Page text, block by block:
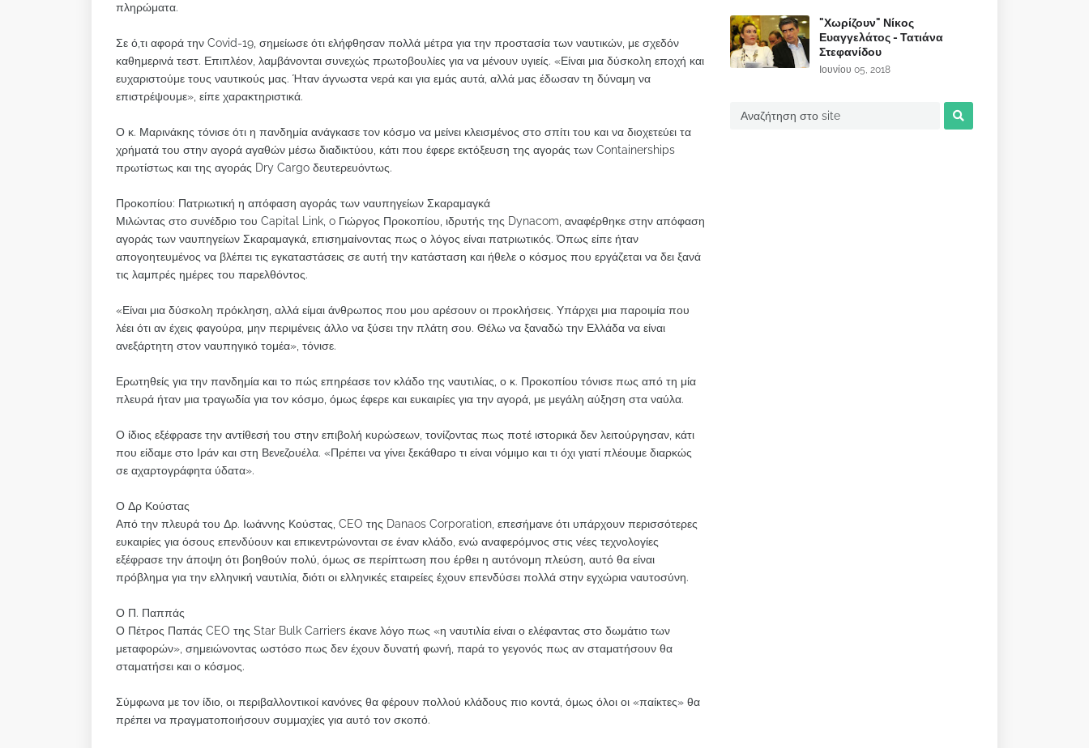
πληρώματα.
Σε ό,τι αφορά την Covid-19, σημείωσε ότι ελήφθησαν πολλά μέτρα για την προστασία των ναυτικών, με σχεδόν
καθημερινά τεστ. Επιπλέον, λαμβάνονται συνεχώς πρωτοβουλίες για να μένουν υγιείς. «Είναι μια δύσκολη εποχή και
ευχαριστούμε τους ναυτικούς μας. Ήταν άγνωστα νερά και για εμάς αυτά, αλλά μας έδωσαν τη δύναμη να
επιστρέψουμε», είπε χαρακτηριστικά.
Ο κ. Μαρινάκης τόνισε ότι η πανδημία ανάγκασε τον κόσμο να μείνει κλεισμένος στο σπίτι του και να διοχετεύει τα
χρήματά του στην αγορά αγαθών μέσω διαδικτύου, κάτι που έφερε εκτόξευση της αγοράς των Containerships
πρωτίστως και της αγοράς Dry Cargo δευτερευόντως.
Προκοπίου: Πατριωτική η απόφαση αγοράς των ναυπηγείων Σκαραμαγκά
Μιλώντας στο συνέδριο του Capital Link, o Γιώργος Προκοπίου, ιδρυτής της Dynacom, αναφέρθηκε στην απόφαση
αγοράς των ναυπηγείων Σκαραμαγκά, επισημαίνοντας πως ο λόγος είναι πατριωτικός. Όπως είπε ήταν
απογοητευμένος να βλέπει τις εγκαταστάσεις σε αυτή την κατάσταση και ήθελε ο κόσμος που εργάζεται να δει ξανά
τις λαμπρές ημέρες του παρελθόντος.
«Είναι μια δύσκολη πρόκληση, αλλά είμαι άνθρωπος που μου αρέσουν οι προκλήσεις. Υπάρχει μια παροιμία που
λέει ότι αν έχεις φαγούρα, μην περιμένεις άλλο να ξύσει την πλάτη σου. Θέλω να ξαναδώ την Ελλάδα να είναι
ανεξάρτητη στον ναυπηγικό τομέα», τόνισε.
Ερωτηθείς για την πανδημία και το πώς επηρέασε τον κλάδο της ναυτιλίας, ο κ. Προκοπίου τόνισε πως από τη μία
πλευρά ήταν μια τραγωδία για τον κόσμο, όμως έφερε και ευκαιρίες για την αγορά, με μεγάλη αύξηση στα ναύλα.
Ο ίδιος εξέφρασε την αντίθεσή του στην επιβολή κυρώσεων, τονίζοντας πως ποτέ ιστορικά δεν λειτούργησαν, κάτι
που είδαμε στο Ιράν και στη Βενεζουέλα. «Πρέπει να γίνει ξεκάθαρο τι είναι νόμιμο και τι όχι γιατί πλέουμε διαρκώς
σε αχαρτογράφητα ύδατα».
Ο Δρ Κούστας
Από την πλευρά του Δρ. Ιωάννης Κούστας, CEO της Danaos Corporation, επεσήμανε ότι υπάρχουν περισσότερες
ευκαιρίες για όσους επενδύουν και επικεντρώνονται σε έναν κλάδο, ενώ αναφερόμνος στις νέες τεχνολογίες
εξέφρασε την άποψη ότι βοηθούν πολύ, όμως σε περίπτωση που έρθει η αυτόνομη πλεύση, αυτό θα είναι
πρόβλημα για την ελληνική ναυτιλία, διότι οι ελληνικές εταιρείες έχουν επενδύσει πολλά στην εγχώρια ναυτοσύνη.
Ο Π. Παππάς
Ο Πέτρος Παπάς CEO της Star Bulk Carriers έκανε λόγο πως «η ναυτιλία είναι ο ελέφαντας στο δωμάτιο των
μεταφορών», σημειώνοντας ωστόσο πως δεν έχουν δυνατή φωνή, παρά το γεγονός πως αν σταματήσουν θα
σταματήσει και ο κόσμος.
Σύμφωνα με τον ίδιο, οι περιβαλλοντικοί κανόνες θα φέρουν πολλού κλάδους πιο κοντά, όμως όλοι οι «παίκτες» θα
πρέπει να πραγματοποιήσουν συμμαχίες για αυτό τον σκοπό.
"Χωρίζουν" Νίκος
Ευαγγελάτος - Τατιάνα
Στεφανίδου
Ιουνίου 05, 2018